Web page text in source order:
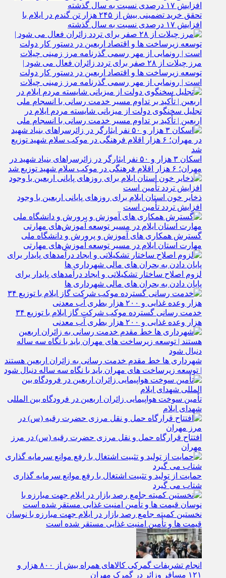
تحقق خرید تضمینی بیش از ۲۴۵ هزار تن گندم در ایلام با
افزایش ۱۷ درصدی نسبت به سال گذشته
مرز چیلات از ۲۸ صفر برای تردد زائران فعال می‌ شود |
توسعه زیرساخت‌ ها و اقتصاد اربعین در دستور کار دولت
است | رونمایی از مهر رسمی گذرنامه مرز زمینی چیلات
تجلیل سخنگوی دولت از میزبانی شایسته مردم ایلام در
اربعین | تأکید بر تداوم مسیر خدمت‌ رسانی با انسجام ملی
اسکان ۳ هزار و ۵۰ نفر ایثارگر در زائرسراهای بنیاد شهید در
مهران؛ ۶ هزار اقلام فرهنگی در موکب سلام شهید توزیع شد
ذخایر خون استان ایلام برای روزهای پایانی اربعین با وجود
افزایش تردد تأمین است
گسترش همکاری‌ های آموزش و پرورش و دانشگاه ملی
مهارت استان ایلام در مسیر توسعه آموزش‌های مهارتی
لزوم اصلاح ساختار تشکیلاتی و ایجاد درآمدهای پایدار برای
پایان دادن به بحران‌ های مالی شهرداری‌ ها
خدمت رسانی گسترده موکب شرکت گاز ایلام با توزیع ۳۴
هزار وعده غذایی و ۲۰۰ هزار بطری آب معدنی
شهرداری‌ ها خط مقدم خدمت ‌رسانی به زائران اربعین هستند
| توسعه زیرساخت ‌های مهران باید با نگاه سه‌ ساله دنبال شود
تأمین سوخت هواپیمایی زائران اربعین در فرودگاه بین المللی
شهدای ایلام
افتتاح قرارگاه حمل‌ و نقل مرزی حضرت رقیه (س) در مرز
مهران
حمایت از تولید و تثبیت اشتغال با رفع موانع سرمایه‌ گذاری
شتاب می‌ گیرد
نخستین کمیته جامع رصد بازار در ایلام جهت مبارزه با نوسان
قیمت‌ ها و تأمین امنیت غذایی مستقر شده است
انجام تشریفات گمرکی کالاهای همراه بیش از ۸۰۰ هزار و
۱۲۱ مسافر وزائر در گمرک مهران